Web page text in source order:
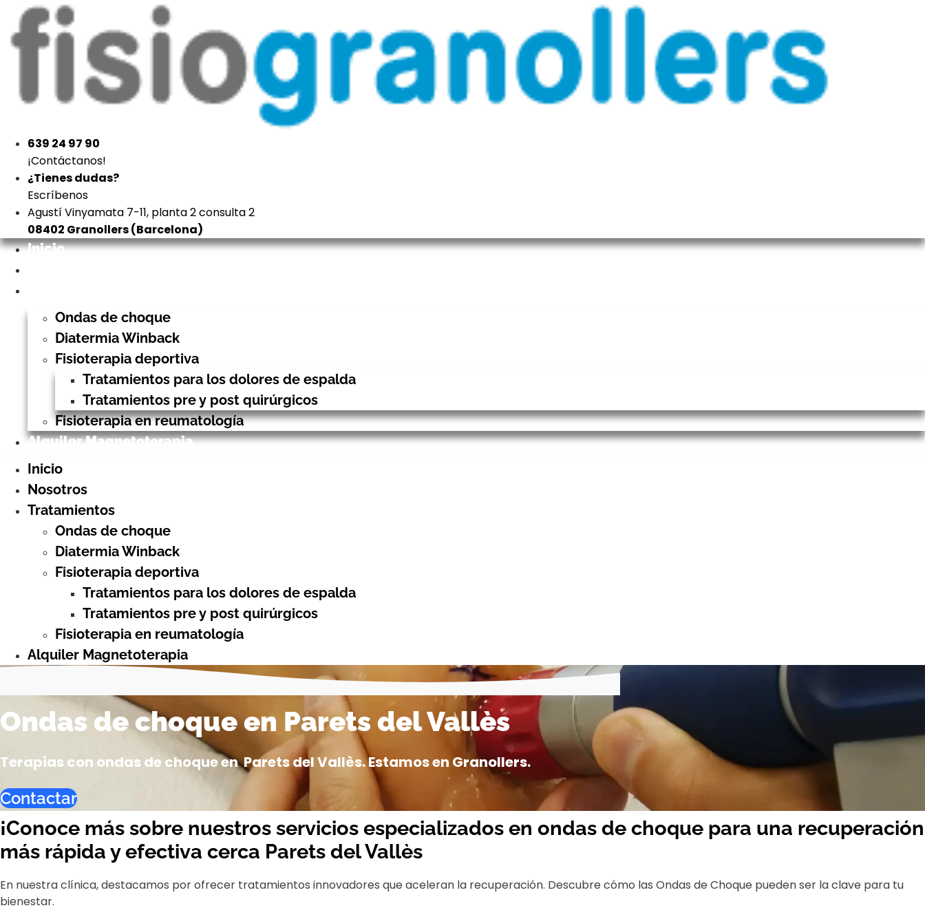
639 24 97 90
¡Contáctanos!
¿Tienes dudas?
Escríbenos
Agustí Vinyamata 7-11, planta 2 consulta 2
08402 Granollers (Barcelona)
Inicio
Ondas de choque
Diatermia Winback
Fisioterapia deportiva
Tratamientos para los dolores de espalda
Tratamientos pre y post quirúrgicos
Fisioterapia en reumatología
Alquiler Magnetoterapia
Inicio
Nosotros
Tratamientos
Ondas de choque
Diatermia Winback
Fisioterapia deportiva
Tratamientos para los dolores de espalda
Tratamientos pre y post quirúrgicos
Fisioterapia en reumatología
Alquiler Magnetoterapia
Ondas de choque en Parets del Vallès
Terapias con ondas de choque en Parets del Vallès. Estamos en Granollers.
Contactar
¡Conoce más sobre nuestros servicios especializados en ondas de choque para una recuperación
más rápida y efectiva cerca Parets del Vallès
En nuestra clínica, destacamos por ofrecer tratamientos innovadores que aceleran la recuperación. Descubre cómo las Ondas de Choque pueden ser la clave para tu
bienestar.